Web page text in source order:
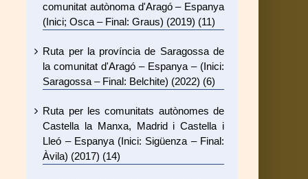
comunitat autònoma d'Aragó – Espanya
(Inici; Osca – Final: Graus) (2019) (11)
Ruta per la província de Saragossa de
la comunitat d'Aragó – Espanya – (Inici:
Saragossa – Final: Belchite) (2022) (6)
Ruta per les comunitats autònomes de
Castella la Manxa, Madrid i Castella i
Lleó – Espanya (Inici: Sigüenza – Final:
Àvila) (2017) (14)